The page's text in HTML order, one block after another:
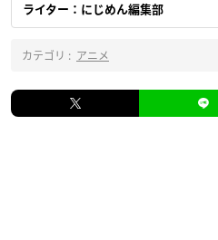
ライター：にじめん編集部
カテゴリ : アニメ